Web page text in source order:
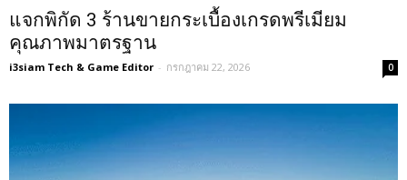
แจกพิกัด 3 ร้านขายกระเบื้องเกรดพรีเมียม
คุณภาพมาตรฐาน
i3siam Tech & Game Editor - กรกฎาคม 22, 2026 0